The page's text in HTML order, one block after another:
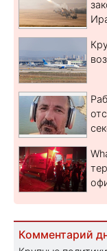
Комментарий